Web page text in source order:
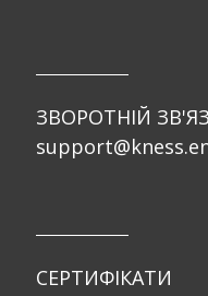
ЗВОРОТНІЙ
СЕРТИФІКАТИ